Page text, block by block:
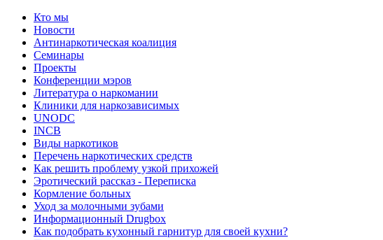
Кто мы
Новости
Антинаркотическая коалиция
Семинары
Проекты
Конференции мэров
Литература о наркомании
Клиники для наркозависимых
UNODC
INCB
Виды наркотиков
Перечень наркотических средств
Как решить проблему узкой прихожей
Эротический рассказ - Переписка
Кормление больных
Уход за молочными зубами
Информационный Drugbox
Как подобрать кухонный гарнитур для своей кухни?